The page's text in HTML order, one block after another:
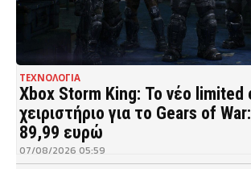
ΤΕΧΝΟΛΟΓΙΑ
Xbox Storm King: Το νέο limited
χειριστήριο για το Gears of
89,99 ευρώ
07/08/2026 05:59